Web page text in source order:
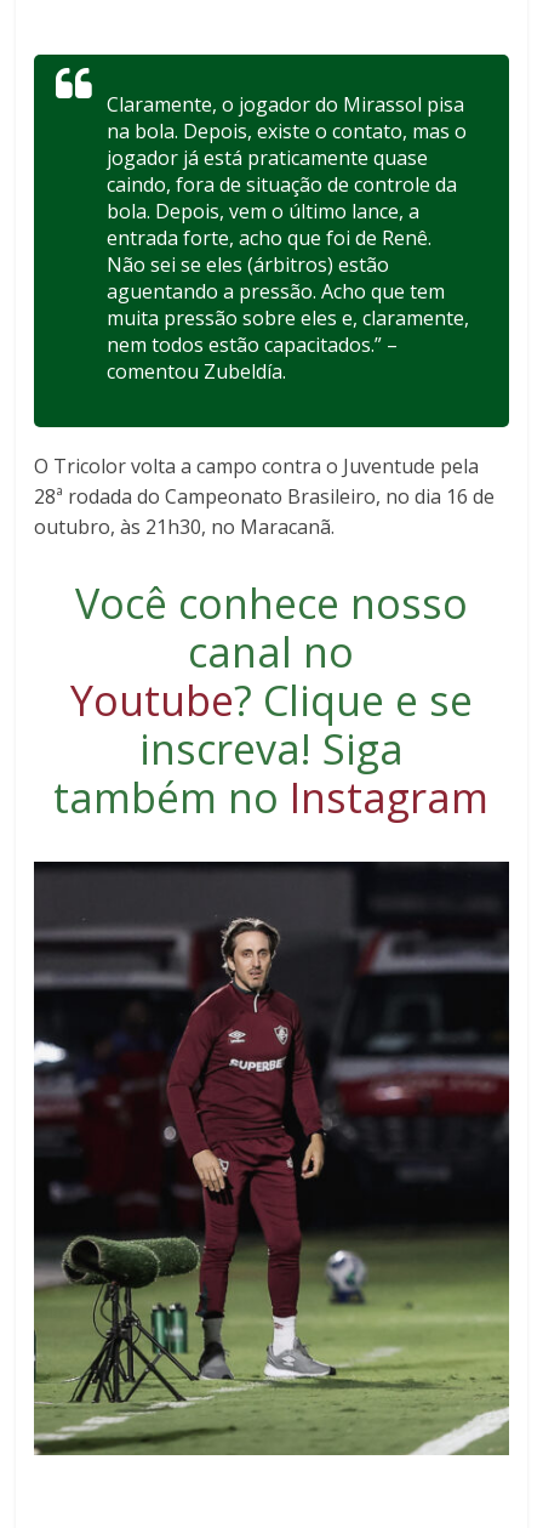
Claramente, o jogador do Mirassol pisa
na bola. Depois, existe o contato, mas o
jogador já está praticamente quase
caindo, fora de situação de controle da
bola. Depois, vem o último lance, a
entrada forte, acho que foi de Renê.
Não sei se eles (árbitros) estão
aguentando a pressão. Acho que tem
muita pressão sobre eles e, claramente,
nem todos estão capacitados.” –
comentou Zubeldía.
O Tricolor volta a campo contra o Juventude pela
28ª rodada do Campeonato Brasileiro, no dia 16 de
outubro, às 21h30, no Maracanã.
Você conhece nosso
canal no
Youtube? Clique e se
inscreva! Siga
também no Instagram